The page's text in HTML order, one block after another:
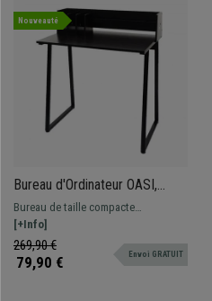
Nouveauté
Bureau d'Ordinateur OASI,
82x51x94cm, Métal et Bois,
Noir
Bureau de taille compacte
Dimensions 82x51x94cm Bureau
secrétaire fonctionnel et design
[+Info]
269,90 €
79,90 € Envoi GRATUIT